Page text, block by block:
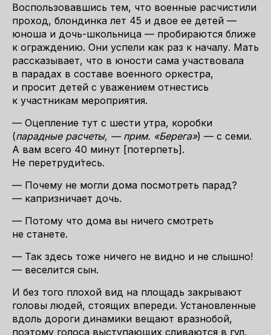
Воспользовавшись тем, что военные расчистили
проход, блондинка лет 45 и двое ее детей —
юноша и дочь-школьница — пробираются ближе
к ограждению. Они успели как раз к началу. Мать
рассказывает, что в юности сама участвовала
в парадах в составе военного оркестра,
и просит детей с уважением отнестись
к участникам мероприятия.
— Оцепление тут с шести утра, коробки
(парадные расчеты, — прим. «Берега») — с семи.
А вам всего 40 минут [потерпеть].
Не перетруди́тесь.
— Почему не могли дома посмотреть парад?
— капризничает дочь.
— Потому что дома вы ничего смотреть
не станете.
— Так здесь тоже ничего не видно и не слышно!
— веселится сын.
И без того плохой вид на площадь закрывают
головы людей, стоящих впереди. Установленные
вдоль дороги динамики вещают вразнобой,
поэтому голоса выступающих сливаются в гул.